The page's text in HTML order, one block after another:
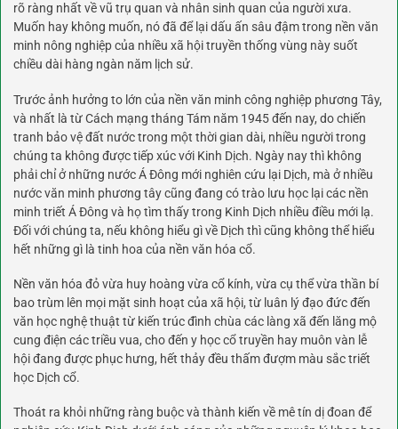
rõ ràng nhất về vũ trụ quan và nhân sinh quan của người xưa.
Muốn hay không muốn, nó đã để lại dấu ấn sâu đậm trong nền văn
minh nông nghiệp của nhiều xã hội truyền thống vùng này suốt
chiều dài hàng ngàn năm lịch sử.
Trước ảnh hưởng to lớn của nền văn minh công nghiệp phương Tây,
và nhất là từ Cách mạng tháng Tám năm 1945 đến nay, do chiến
tranh bảo vệ đất nước trong một thời gian dài, nhiều người trong
chúng ta không được tiếp xúc với Kinh Dịch. Ngày nay thì không
phải chỉ ở những nước Á Đông mới nghiên cứu lại Dịch, mà ở nhiều
nước văn minh phương tây cũng đang có trào lưu học lại các nền
minh triết Á Đông và họ tìm thấy trong Kinh Dịch nhiều điều mới lạ.
Đối với chúng ta, nếu không hiểu gì về Dịch thì cũng không thể hiểu
hết những gì là tinh hoa của nền văn hóa cổ.
Nền văn hóa đỏ vừa huy hoàng vừa cổ kính, vừa cụ thể vừa thần bí
bao trùm lên mọi mặt sinh hoạt của xã hội, từ luân lý đạo đức đến
văn học nghệ thuật từ kiến trúc đình chùa các làng xã đến lăng mộ
cung điện các triều vua, cho đến y học cổ truyền hay muôn vàn lễ
hội đang được phục hưng, hết thảy đều thấm đượm màu sắc triết
học Dịch cổ.
Thoát ra khỏi những ràng buộc và thành kiến về mê tín dị đoan để